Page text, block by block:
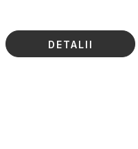
DETALII